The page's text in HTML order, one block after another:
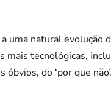
uma natural evolução
mais tecnológicas,
do ‘por que